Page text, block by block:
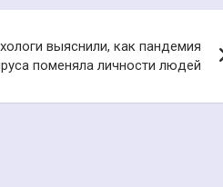
выяснили, как пандемия
поменяла личности людей